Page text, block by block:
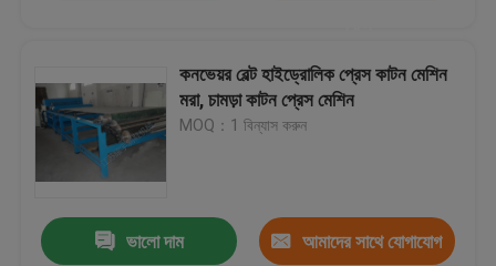
কনভেয়র বেল্ট হাইড্রোলিক প্রেস কাটন মেশিন
মরা, চামড়া কাটন প্রেস মেশিন
MOQ：1 বিন্যাস করুন
ভালো দাম আমাদের সাথে যোগাযোগ